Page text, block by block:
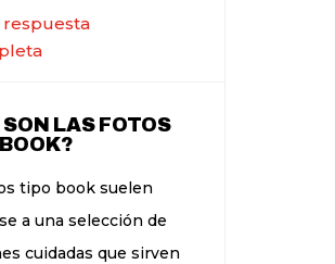
respuesta
SON LAS FOTOS
tipo book suelen
a una selección de
cuidadas que sirven